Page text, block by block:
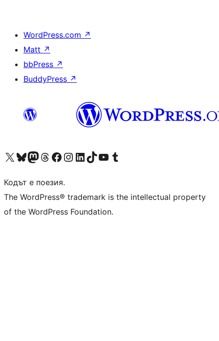
WordPress.com ↗
Matt ↗
bbPress ↗
BuddyPress ↗
Visit our X (formerly Twitter) account
Visit our Bluesky account
Visit our Mastodon account
Visit our Threads account
Посетете нашата страница във Facebook
Посетете нашия профил в Instagram
Посетете нашия профил в LinkedIn
Visit our TikTok account
Visit our YouTube channel
Visit our Tumblr account
Кодът е поезия.
The WordPress® trademark is the intellectual property
of the WordPress Foundation.